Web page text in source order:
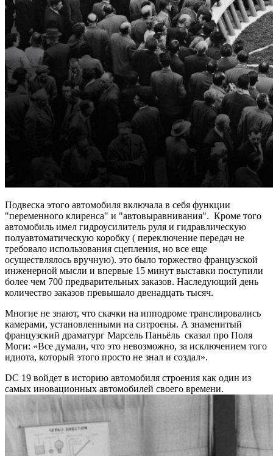
Подвеска этого автомобиля включала в себя функции
"переменного клиренса" и "автовыравнивания". Кроме того
автомобиль имел гидроусилитель руля и гидравлическую
полуавтоматическую коробку ( переключение передач не
требовало использования сцепления, но все еще
осуществлялось вручную). это было торжество французской
инженерной мысли и впервые 15 минут выставки поступили
более чем 700 предварительных заказов. Наследующий день
количество заказов превышало двенадцать тысяч.
Многие не знают, что скачки на ипподроме транслировались
камерами, установленными на ситроены. А знаменитый
французский драматург Марсель Паньёль сказал про Поля
Моги: «Все думали, что это невозможно, за исключением того
идиота, который этого просто не знал и создал».
DC 19 войдет в историю автомобиля строения как один из
самых иновационных автомобилей своего времени.